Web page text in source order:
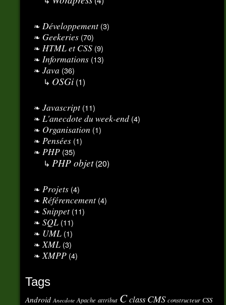
Développement (3)
Geekeries (70)
HTML et CSS (9)
Informations (13)
Java (36)
OSGi(1)
Javascript (11)
L'anecdote du week-end (4)
Organisation (1)
Pensées (1)
PHP (35)
PHP objet(20)
Projets (4)
Référencement (4)
Snippet (11)
SQL (11)
UML (1)
XML (3)
XMPP (4)
Tags
Android Anecdote Apache attribut Cclass CMS constructeur CSS